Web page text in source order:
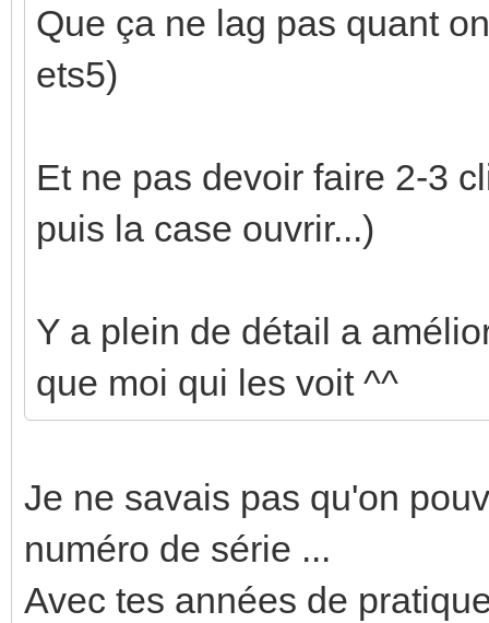
Que ça ne lag pas quant
ets5)
Et ne pas devoir faire 2-3
puis la case ouvrir...)
Y a plein de détail a
que moi qui les voit ^^
Je ne savais pas qu'on
numéro de série ...
Avec tes années de